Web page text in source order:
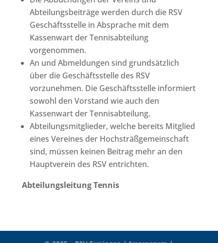
Abteilungsbeiträge werden durch die RSV
Geschäftsstelle in Absprache mit dem
Kassenwart der Tennisabteilung
vorgenommen.
An und Abmeldungen sind grundsätzlich
über die Geschäftsstelle des RSV
vorzunehmen. Die Geschäftsstelle informiert
sowohl den Vorstand wie auch den
Kassenwart der Tennisabteilung.
Abteilungsmitglieder, welche bereits Mitglied
eines Vereines der Hochsträßgemeinschaft
sind, müssen keinen Beitrag mehr an den
Hauptverein des RSV entrichten.
Abteilungsleitung Tennis